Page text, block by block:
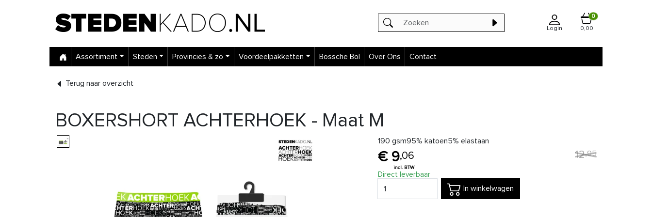
Login
0
0,00
Assortiment Steden Provincies & zo Voordeelpakketten Bossche Bol Over Ons Contact
Terug naar overzicht
BOXERSHORT ACHTERHOEK - Maat M
190 gsm95% katoen5% elastaan
9,06 12,95
Direct leverbaar
In winkelwagen